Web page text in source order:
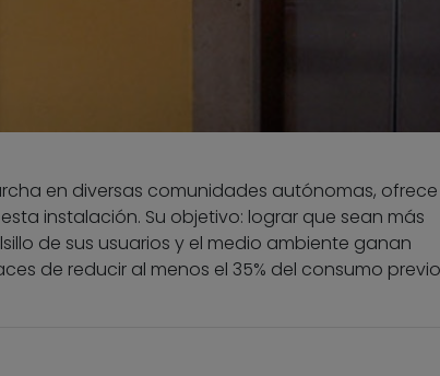
en diversas comunidades autónomas, ofrece
instalación. Su objetivo: lograr que sean más
de sus usuarios y el medio ambiente ganan
de reducir al menos el 35% del consumo previo